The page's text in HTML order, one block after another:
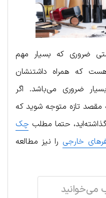
ضروری که بسیار مهم
که همراه داشتنشان
ضروری می‌باشد. اگر
مقصد تازه متوجه شوید که
حتما مطلب چک
خارجی را نیز مطالعه
می‌خوانید